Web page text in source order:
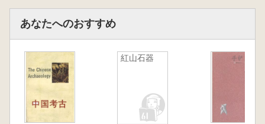
た文字体系、稲と粟を中心とする農耕と食文
化、陶磁器・青銅器・絹・玉器を核とする物質
観などが、この時代に形づくられました。
これらの初期文明の成果は文献にほとんど記
録されていませんが、中国には数千年にわたる
墓葬の伝統があり、壮大で副葬品の豊富な墓葬
は、当時の社会を理解する重要な手がかりとな
あなたへのおすすめ
紅山石器